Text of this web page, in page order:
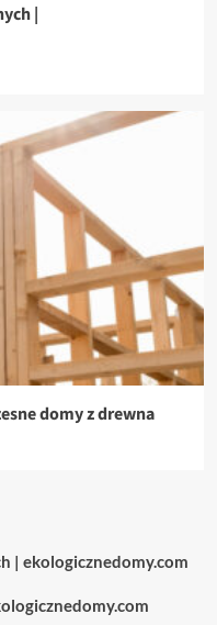
|
domy z drewna
| ekologicznedomy.com